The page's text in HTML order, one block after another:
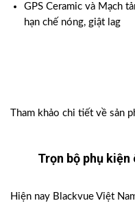
GPS Ceramic và Mạch
hạn chế nóng, giật lag
Tham khảo chi tiết về sản
Trọn bộ phụ
Hiện nay Blackvue Việt